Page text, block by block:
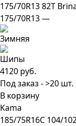
175/70R13 82T
175/70R13 —
4120 руб.
Под заказ - >20 шт.
В корзину
Kama
185/75R16C 104/